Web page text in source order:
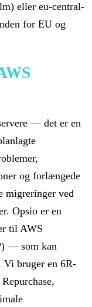
eller eu-central-
for EU og
— det er en
og forlængede
migreringer ved
Opsio er en
til AWS
— som kan
bruger en 6R-